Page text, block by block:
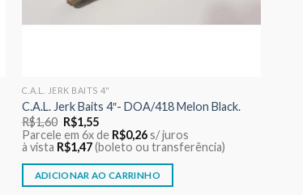
C.A.L. JERK BAITS 4"
C.A.L. Jerk Baits 4″- DOA/418 Melon Black.
R$1,60 O
preço
original
era:
R$1,60.
R$1,55O
preço
atual
é:
R$1,55.
Parcele em 6x de R$0,26s/ juros
à vista R$1,47(boleto ou transferência)
ADICIONAR AO CARRINHO